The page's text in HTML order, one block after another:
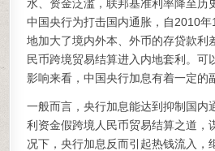
水、资金泛滥，联邦基准利率降至历
中国央行为打击国内通胀，自2010
地加大了境内外本、外币的存贷款利
民币跨境贸易结算进入内地套利。可
影响来看，中国央行加息有着一定的
一般而言，央行加息能达到抑制国内
利资金假跨境人民币贸易结算之道，
况下，央行加息反而引起热钱流入，